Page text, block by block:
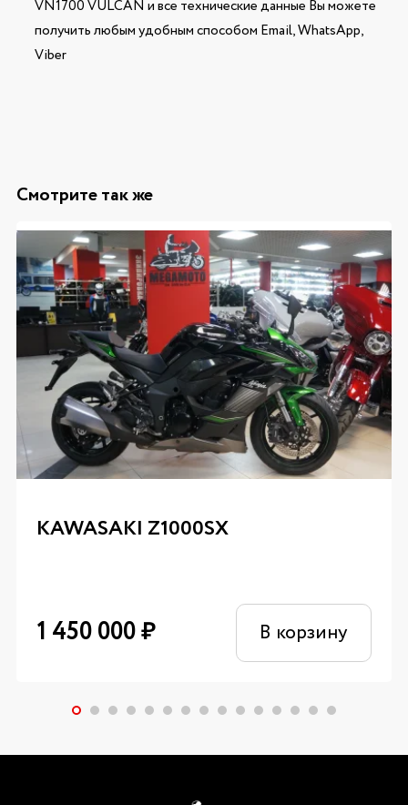
VN1700 VULCAN и все технические данные Вы можете
получить любым удобным способом Email, WhatsApp,
Viber
Смотрите так же
KAWASAKI Z1000SX
1 450 000₽ В корзину